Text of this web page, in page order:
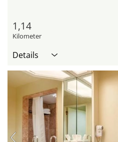
1,14
Kilometer
Details